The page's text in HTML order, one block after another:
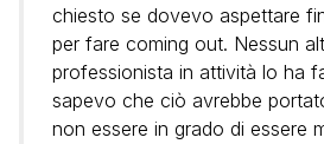
chiesto se dovevo aspettare
per fare coming out. Nessun
professionista in attività lo ha
sapevo che ciò avrebbe
non essere in grado di essere